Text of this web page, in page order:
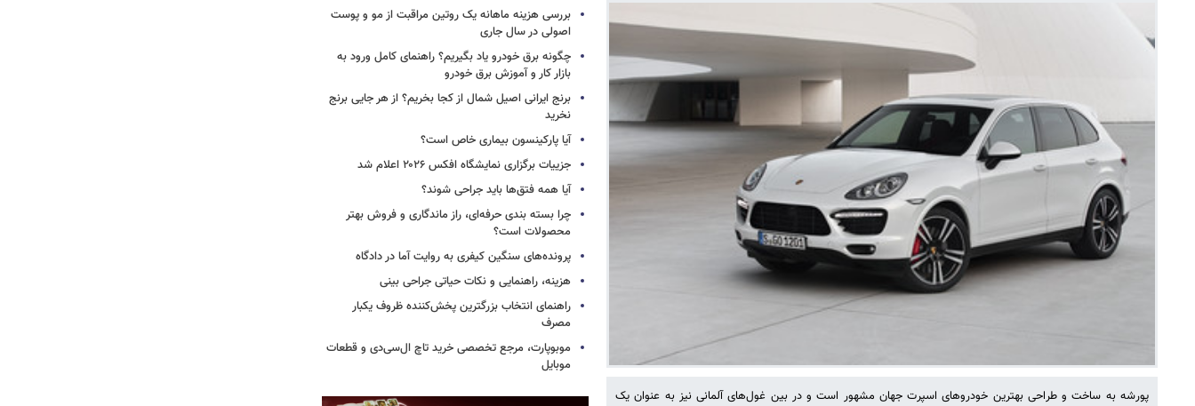
پورشه به ساخت و طراحی بهترین خودروهای اسپرت جهان مشهور است و در بین غول‌های آلمانی نیز به عنوان یک
بررسی هزینه ماهانه یک روتین مراقبت از مو و پوست
اصولی در سال جاری
چگونه برق خودرو یاد بگیریم؟ راهنمای کامل ورود به
بازار کار و آموزش برق خودرو
برنج ایرانی اصیل شمال از کجا بخریم؟ از هر جایی برنج
نخرید
آیا پارکینسون بیماری خاص است؟
جزییات برگزاری نمایشگاه افکس ۲۰۲۶ اعلام شد
آیا همه فتق‌ها باید جراحی شوند؟
چرا بسته‌ بندی حرفه‌ای، راز ماندگاری و فروش بهتر
محصولات است؟
پرونده‌های سنگین کیفری به روایت آما در دادگاه
هزینه، راهنمایی و نکات حیاتی جراحی بینی
راهنمای انتخاب بزرگترین پخش‌کننده ظروف یکبار
مصرف
موبوپارت، مرجع تخصصی خرید تاچ ال‌سی‌دی و قطعات
موبایل